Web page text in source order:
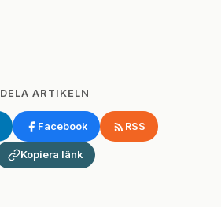
DELA ARTIKELN
Facebook RSS
Kopiera länk